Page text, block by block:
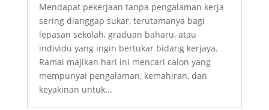
Mendapat pekerjaan tanpa pengalaman kerja
sering dianggap sukar, terutamanya bagi
lepasan sekolah, graduan baharu, atau
individu yang ingin bertukar bidang kerjaya.
Ramai majikan hari ini mencari calon yang
mempunyai pengalaman, kemahiran, dan
keyakinan untuk...